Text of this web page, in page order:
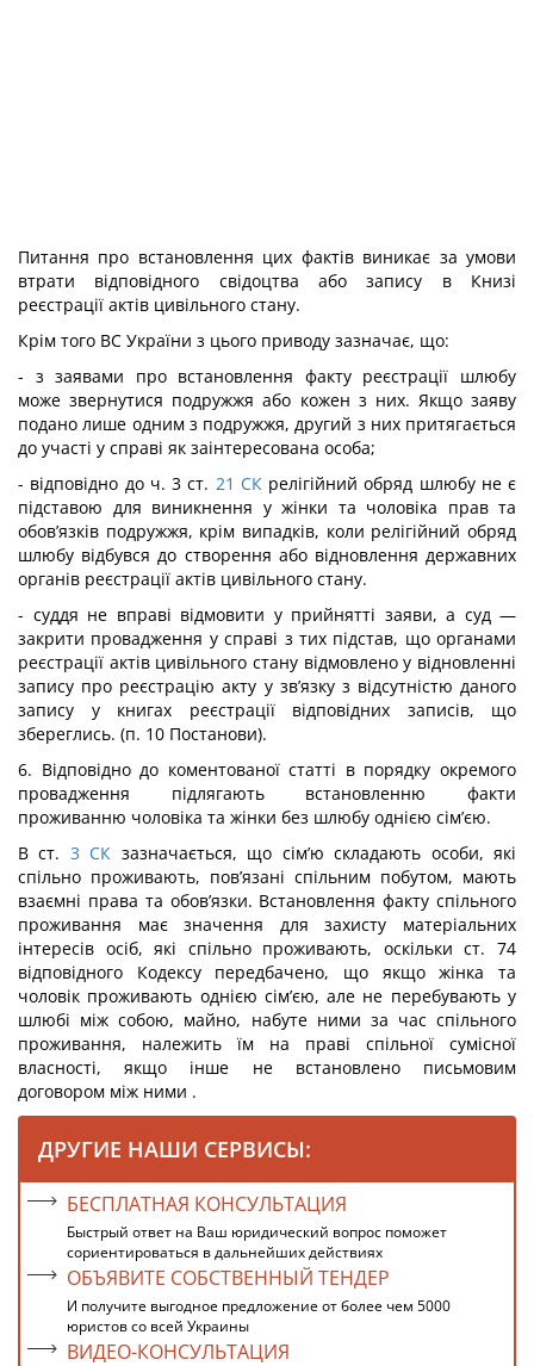
Питання про встановлення цих фактів виникає за умови
втрати відповідного свідоцтва або запису в Книзі
реєстрації актів цивільного стану.
Крім того ВС України з цього приводу зазначає, що:
- з заявами про встановлення факту реєстрації шлюбу
може звернутися подружжя або кожен з них. Якщо заяву
подано лише одним з подружжя, другий з них притягається
до участі у справі як заінтересована особа;
- відповідно до ч. 3 ст. 21 СКрелігійний обряд шлюбу не є
підставою для виникнення у жінки та чоловіка прав та
обов’язків подружжя, крім випадків, коли релігійний обряд
шлюбу відбувся до створення або відновлення державних
органів реєстрації актів цивільного стану.
- суддя не вправі відмовити у прийнятті заяви, а суд —
закрити провадження у справі з тих підстав, що органами
реєстрації актів цивільного стану відмовлено у відновленні
запису про реєстрацію акту у зв’язку з відсутністю даного
запису у книгах реєстрації відповідних записів, що
збереглись. (п. 10 Постанови).
6. Відповідно до коментованої статті в порядку окремого
провадження підлягають встановленню факти
проживанню чоловіка та жінки без шлюбу однією сім’єю.
В ст. 3 СК зазначається, що сім’ю складають особи, які
спільно проживають, пов’язані спільним побутом, мають
взаємні права та обов’язки. Встановлення факту спільного
проживання має значення для захисту матеріальних
інтересів осіб, які спільно проживають, оскільки ст. 74
відповідного Кодексу передбачено, що якщо жінка та
чоловік проживають однією сім’єю, але не перебувають у
шлюбі між собою, майно, набуте ними за час спільного
проживання, належить їм на праві спільної сумісної
власності, якщо інше не встановлено письмовим
договором між ними .
ДРУГИЕ НАШИ СЕРВИСЫ:
БЕСПЛАТНАЯ КОНСУЛЬТАЦИЯ
Быстрый ответ на Ваш юридический вопрос поможет
сориентироваться в дальнейших действиях
ОБЪЯВИТЕ СОБСТВЕННЫЙ ТЕНДЕР
И получите выгодное предложение от более чем 5000
юристов со всей Украины
ВИДЕО-КОНСУЛЬТАЦИЯ